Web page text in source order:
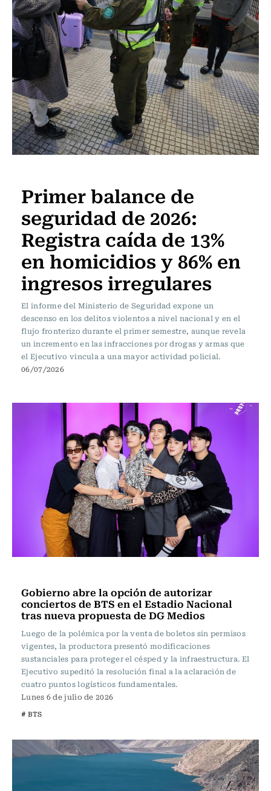
Primer balance de
seguridad de 2026:
Registra caída de 13%
en homicidios y 86% en
ingresos irregulares
El informe del Ministerio de Seguridad expone un
descenso en los delitos violentos a nivel nacional y en el
flujo fronterizo durante el primer semestre, aunque revela
un incremento en las infracciones por drogas y armas que
el Ejecutivo vincula a una mayor actividad policial.
06/07/2026
Gobierno abre la opción de autorizar
conciertos de BTS en el Estadio Nacional
tras nueva propuesta de DG Medios
Luego de la polémica por la venta de boletos sin permisos
vigentes, la productora presentó modificaciones
sustanciales para proteger el césped y la infraestructura. El
Ejecutivo supeditó la resolución final a la aclaración de
cuatro puntos logísticos fundamentales.
Lunes 6 de julio de 2026
# BTS